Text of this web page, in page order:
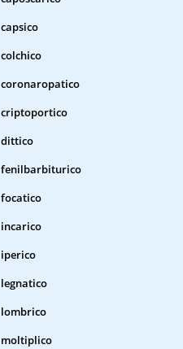
capsico
colchico
coronaropatico
criptoportico
dittico
fenilbarbiturico
focatico
incarico
iperico
legnatico
lombrico
moltiplico